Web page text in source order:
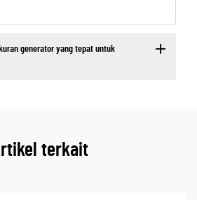
generator yang tepat untuk
terkait